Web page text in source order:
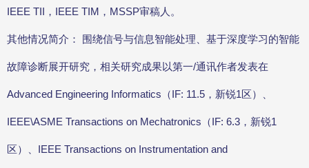
IEEE TII，IEEE TIM，MSSP审稿人。
其他情况简介： 围绕信号与信息智能处理、基于深度学习的智能
故障诊断展开研究，相关研究成果以第一/通讯作者发表在
Advanced Engineering Informatics（IF: 11.5，新锐1区）、
IEEE\ASME Transactions on Mechatronics（IF: 6.3，新锐1
区）、IEEE Transactions on Instrumentation and